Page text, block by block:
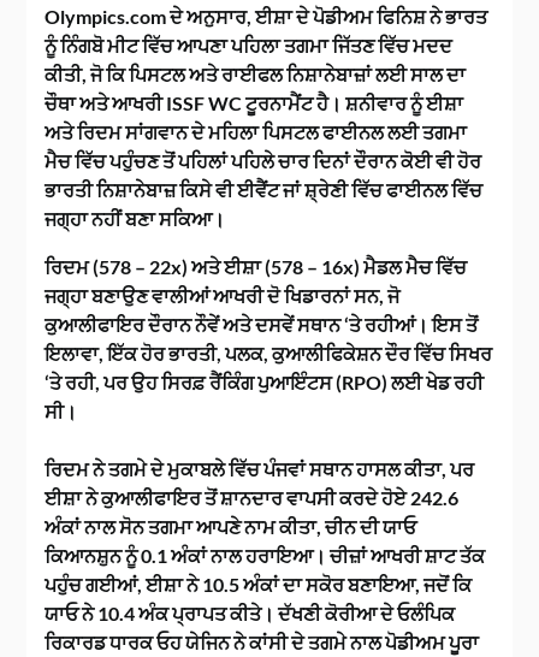
Olympics.com ਦੇ ਅਨੁਸਾਰ, ਈਸ਼ਾ ਦੇ ਪੋਡੀਅਮ ਫਿਨਿਸ਼ ਨੇ ਭਾਰਤ
ਨੂੰ ਨਿੰਗਬੋ ਮੀਟ ਵਿੱਚ ਆਪਣਾ ਪਹਿਲਾ ਤਗਮਾ ਜਿੱਤਣ ਵਿੱਚ ਮਦਦ
ਕੀਤੀ, ਜੋ ਕਿ ਪਿਸਟਲ ਅਤੇ ਰਾਈਫਲ ਨਿਸ਼ਾਨੇਬਾਜ਼ਾਂ ਲਈ ਸਾਲ ਦਾ
ਚੌਥਾ ਅਤੇ ਆਖਰੀ ISSF WC ਟੂਰਨਾਮੈਂਟ ਹੈ। ਸ਼ਨੀਵਾਰ ਨੂੰ ਈਸ਼ਾ
ਅਤੇ ਰਿਦਮ ਸਾਂਗਵਾਨ ਦੇ ਮਹਿਲਾ ਪਿਸਟਲ ਫਾਈਨਲ ਲਈ ਤਗਮਾ
ਮੈਚ ਵਿੱਚ ਪਹੁੰਚਣ ਤੋਂ ਪਹਿਲਾਂ ਪਹਿਲੇ ਚਾਰ ਦਿਨਾਂ ਦੌਰਾਨ ਕੋਈ ਵੀ ਹੋਰ
ਭਾਰਤੀ ਨਿਸ਼ਾਨੇਬਾਜ਼ ਕਿਸੇ ਵੀ ਈਵੈਂਟ ਜਾਂ ਸ਼੍ਰੇਣੀ ਵਿੱਚ ਫਾਈਨਲ ਵਿੱਚ
ਜਗ੍ਹਾ ਨਹੀਂ ਬਣਾ ਸਕਿਆ।
ਰਿਦਮ (578 – 22x) ਅਤੇ ਈਸ਼ਾ (578 – 16x) ਮੈਡਲ ਮੈਚ ਵਿੱਚ
ਜਗ੍ਹਾ ਬਣਾਉਣ ਵਾਲੀਆਂ ਆਖਰੀ ਦੋ ਖਿਡਾਰਨਾਂ ਸਨ, ਜੋ
ਕੁਆਲੀਫਾਇਰ ਦੌਰਾਨ ਨੌਵੇਂ ਅਤੇ ਦਸਵੇਂ ਸਥਾਨ ‘ਤੇ ਰਹੀਆਂ। ਇਸ ਤੋਂ
ਇਲਾਵਾ, ਇੱਕ ਹੋਰ ਭਾਰਤੀ, ਪਲਕ, ਕੁਆਲੀਫਿਕੇਸ਼ਨ ਦੌਰ ਵਿੱਚ ਸਿਖਰ
‘ਤੇ ਰਹੀ, ਪਰ ਉਹ ਸਿਰਫ਼ ਰੈਂਕਿੰਗ ਪੁਆਇੰਟਸ (RPO) ਲਈ ਖੇਡ ਰਹੀ
ਸੀ।
ਰਿਦਮ ਨੇ ਤਗਮੇ ਦੇ ਮੁਕਾਬਲੇ ਵਿੱਚ ਪੰਜਵਾਂ ਸਥਾਨ ਹਾਸਲ ਕੀਤਾ, ਪਰ
ਈਸ਼ਾ ਨੇ ਕੁਆਲੀਫਾਇਰ ਤੋਂ ਸ਼ਾਨਦਾਰ ਵਾਪਸੀ ਕਰਦੇ ਹੋਏ 242.6
ਅੰਕਾਂ ਨਾਲ ਸੋਨ ਤਗਮਾ ਆਪਣੇ ਨਾਮ ਕੀਤਾ, ਚੀਨ ਦੀ ਯਾਓ
ਕਿਆਨਸ਼ੁਨ ਨੂੰ 0.1 ਅੰਕਾਂ ਨਾਲ ਹਰਾਇਆ। ਚੀਜ਼ਾਂ ਆਖਰੀ ਸ਼ਾਟ ਤੱਕ
ਪਹੁੰਚ ਗਈਆਂ, ਈਸ਼ਾ ਨੇ 10.5 ਅੰਕਾਂ ਦਾ ਸਕੋਰ ਬਣਾਇਆ, ਜਦੋਂ ਕਿ
ਯਾਓ ਨੇ 10.4 ਅੰਕ ਪ੍ਰਾਪਤ ਕੀਤੇ। ਦੱਖਣੀ ਕੋਰੀਆ ਦੇ ਓਲੰਪਿਕ
ਰਿਕਾਰਡ ਧਾਰਕ ਓਹ ਯੇਜਿਨ ਨੇ ਕਾਂਸੀ ਦੇ ਤਗਮੇ ਨਾਲ ਪੋਡੀਅਮ ਪੂਰਾ